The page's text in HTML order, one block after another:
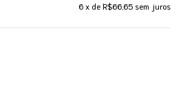
6 x de R$66,65 sem juros